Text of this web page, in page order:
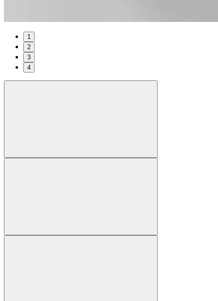
1
2
3
4